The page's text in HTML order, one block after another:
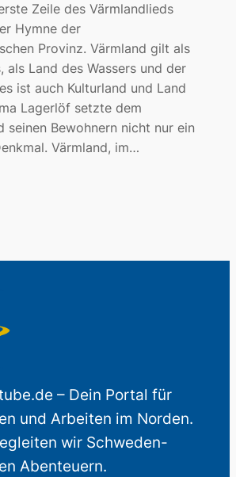
Zeile des Värmlandlieds
Hymne der
Provinz. Värmland gilt als
als Land des Wassers und der
ist auch Kulturland und Land
Lagerlöf setzte dem
seinen Bewohnern nicht nur ein
Värmland, im…
– Dein Portal für
und Arbeiten im Norden.
wir Schweden-
Abenteuern.